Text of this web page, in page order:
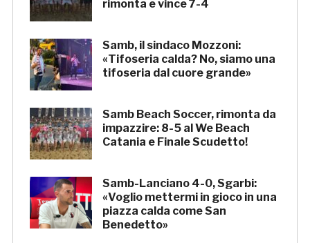
rimonta e vince 7-4
Samb, il sindaco Mozzoni:
«Tifoseria calda? No, siamo una
tifoseria dal cuore grande»
Samb Beach Soccer, rimonta da
impazzire: 8-5 al We Beach
Catania e Finale Scudetto!
Samb-Lanciano 4-0, Sgarbi:
«Voglio mettermi in gioco in una
piazza calda come San
Benedetto»